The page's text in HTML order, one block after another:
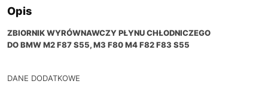
Opis
ZBIORNIK WYRÓWNAWCZY PŁYNU CHŁODNICZEGO
DO BMW M2 F87 S55, M3 F80 M4 F82 F83 S55
DANE DODATKOWE